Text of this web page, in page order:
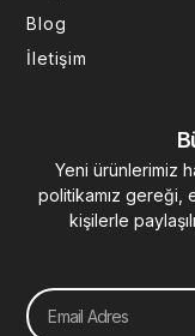
Blog
İletişim
Yeni ürünlerimiz
politikamız gereği,
kişilerle
Email